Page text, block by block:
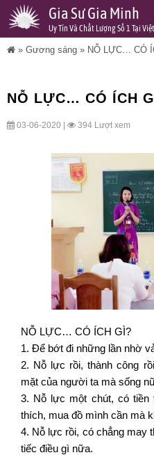
Gia Sư Gia Minh
Uy Tín Và Chất Lượng Số 1 Tại
» Gương sáng » NỖ LỰC… CÓ
NỖ LỰC… CÓ ÍCH
03-06-2020 | 394 Lượt xem
NỖ LỰC… CÓ ÍCH GÌ?
1. Để bớt đi những lần nhờ
2. Nỗ lực rồi, thành công
mặt của người ta mà sống
3. Nỗ lực một chút, có
thích, mua đồ mình cần mà
4. Nỗ lực rồi, có chẳng may
tiếc điều gì nữa.